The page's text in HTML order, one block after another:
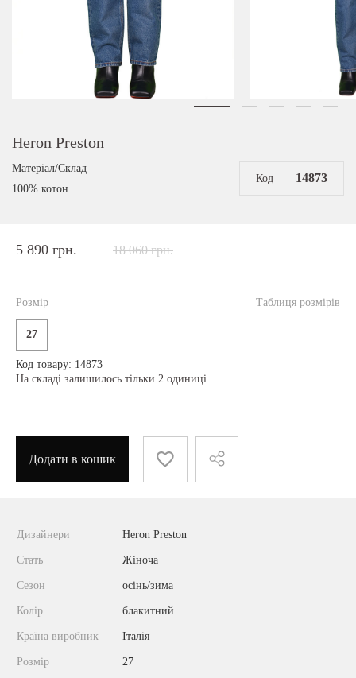
Heron Preston
Матеріал/Склад
100% котон
Код 14873
5 890 грн. 18 060 грн.
Таблиця розмірів
Розмір
27
Код товару: 14873
На складі залишилось тільки 2 одиниці
Додати в кошик
Дизайнери Heron Preston
Стать Жіноча
Сезон осінь/зима
Колір блакитний
Країна виробник Італія
Розмір 27